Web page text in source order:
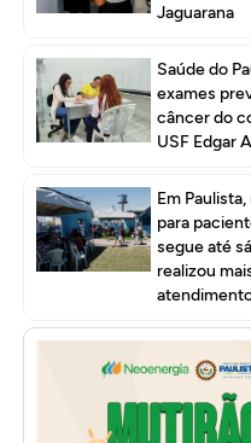
Jaguarana
Saúde do
exames
câncer do
USF Edgar
Em
para
segue até
realizou